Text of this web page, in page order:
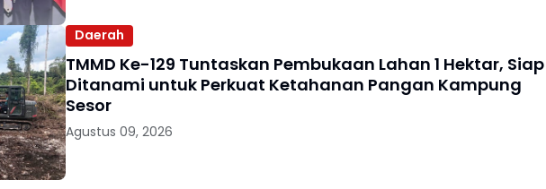
Daerah
TMMD Ke-129 Tuntaskan Pembukaan Lahan 1 Hektar, Siap
Ditanami untuk Perkuat Ketahanan Pangan Kampung
Sesor
Agustus 09, 2026